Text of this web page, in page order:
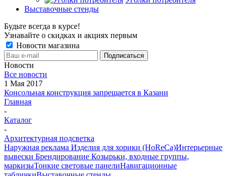
Выставочные стенды
Будьте всегда в курсе!
Узнавайте о скидках и акциях первым
Новости магазина
Новости
Все новости
1 Мая 2017
Консольная конструкция запрещается в Казани
Главная
-
Каталог
-
Архитектурная подсветка
Наружная реклама Изделия для хорики (HoReCa)Интерьерные
вывески Брендирование Козырьки, входные группы,
маркизыТонкие световые панелиНавигационные